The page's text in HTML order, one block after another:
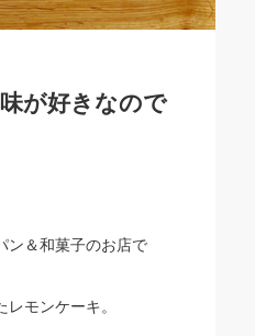
が好きなので
ン＆和菓子のお店で
モンケーキ。